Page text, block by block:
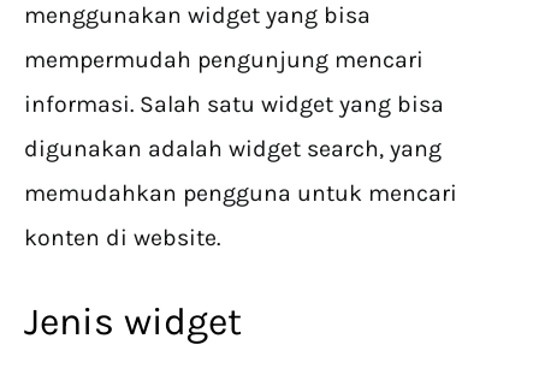
menggunakan widget yang bisa
mempermudah pengunjung mencari
informasi. Salah satu widget yang bisa
digunakan adalah widget search, yang
memudahkan pengguna untuk mencari
konten di website.
Jenis widget